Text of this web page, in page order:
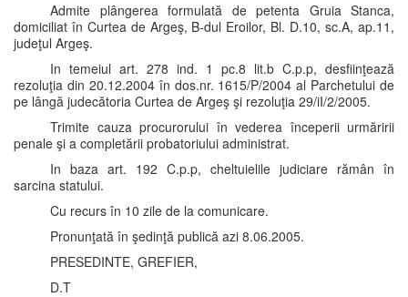
Admite plângerea formulată de petenta Gruia Stanca,
domiciliat în Curtea de Argeş, B-dul Eroilor, Bl. D.10, sc.A, ap.11,
judeţul Argeş.
In temeiul art. 278 ind. 1 pc.8 lit.b C.p.p, desfiinţează
rezoluţia din 20.12.2004 în dos.nr. 1615/P/2004 al Parchetului de
pe lângă judecătoria Curtea de Argeş şi rezoluţia 29/iI/2/2005.
Trimite cauza procurorului în vederea începerii urmăririi
penale şi a completării probatoriului administrat.
In baza art. 192 C.p.p, cheltuielile judiciare rămân în
sarcina statului.
Cu recurs în 10 zile de la comunicare.
Pronunţată în şedinţă publică azi 8.06.2005.
PRESEDINTE, GREFIER,
D.T